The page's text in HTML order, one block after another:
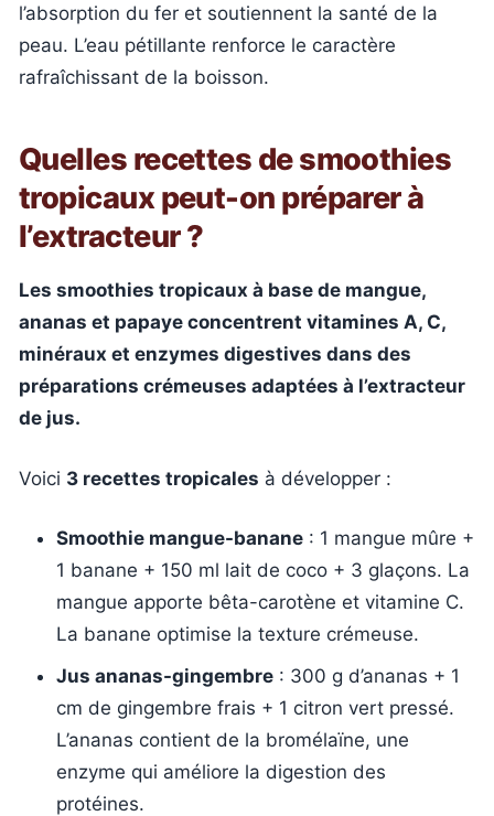
l’absorption du fer et soutiennent la santé de la
peau. L’eau pétillante renforce le caractère
rafraîchissant de la boisson.
Quelles recettes de smoothies
tropicaux peut-on préparer à
l’extracteur ?
Les smoothies tropicaux à base de mangue,
ananas et papaye concentrent vitamines A, C,
minéraux et enzymes digestives dans des
préparations crémeuses adaptées à l’extracteur
de jus.
Voici 3 recettes tropicales à développer :
Smoothie mangue-banane : 1 mangue mûre +
1 banane + 150 ml lait de coco + 3 glaçons. La
mangue apporte bêta-carotène et vitamine C.
La banane optimise la texture crémeuse.
Jus ananas-gingembre : 300 g d’ananas + 1
cm de gingembre frais + 1 citron vert pressé.
L’ananas contient de la bromélaïne, une
enzyme qui améliore la digestion des
protéines.